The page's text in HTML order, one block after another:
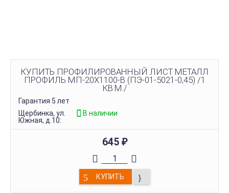
КУПИТЬ ПРОФИЛИРОВАННЫЙ ЛИСТ МЕТАЛЛ
ПРОФИЛЬ МП-20Х1100-B (ПЭ-01-5021-0,45) /1
КВ.М./
Гарантия 5 лет
Щербинка, ул.
Южная, д.10:
В наличии
645 ₽
КУПИТЬ